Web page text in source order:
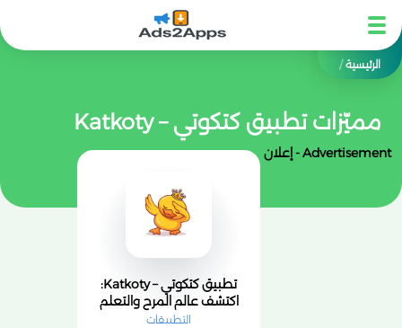
الرئيسية/
مميّزات تطبيق كتكوتي – Katkoty
Advertisement - إعلان
تطبيق كتكوتي – Katkoty:
اكتشف عالم المرح والتعلم
للأطفال مع الألعاب
التطبيقات